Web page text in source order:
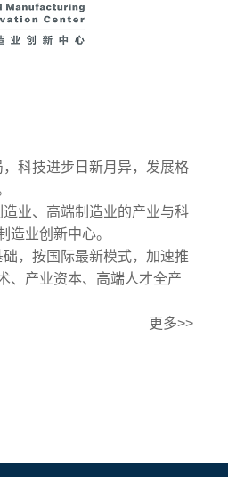
科技进步日新月异，发展格
业、高端制造业的产业与科
造业创新中心。
，按国际最新模式，加速推
、产业资本、高端人才全产
更多>>